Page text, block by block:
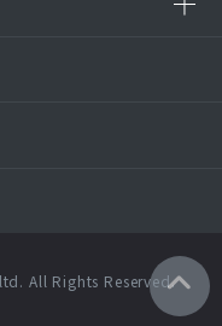
All Rights Reserved.